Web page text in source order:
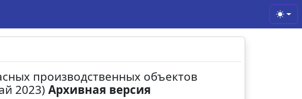
производственных объектов
2023) Архивная версия